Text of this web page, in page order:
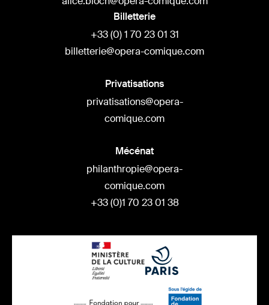
Billetterie
+33 (0) 1 70 23 01 31
billetterie@opera-comique.com
Privatisations
privatisations@opera-
comique.com
Mécénat
philanthropie@opera-
comique.com
+33 (0)1 70 23 01 38